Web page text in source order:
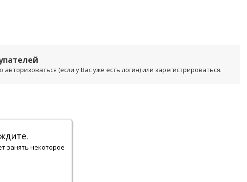
(если у Вас уже есть логин) или зарегистрироваться.
занять некоторое